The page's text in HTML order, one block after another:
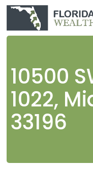
Skip
to
content
10500
1022,
33196